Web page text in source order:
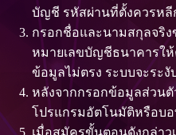
บัญชี รหัสผ่านที่ตั้งควรหลีก
กรอกชื่อและนามสกุลจริ
หมายเลขบัญชีธนาคารให้
ข้อมูลไม่ตรง ระบบจะระ
หลังจากกรอกข้อมูลส่วนตั
โปรแกรมอัตโนมัติหรือบ
เมื่อสมัครขั้นตอนดังกล่าว